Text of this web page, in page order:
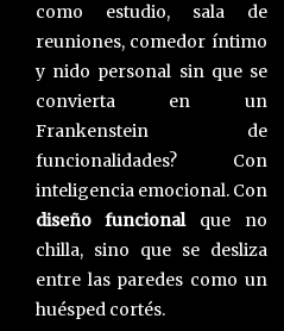
como estudio, sala de
reuniones, comedor íntimo
y nido personal sin que se
convierta en un
Frankenstein de
funcionalidades? Con
inteligencia emocional. Con
diseño funcionalque no
chilla, sino que se desliza
entre las paredes como un
huésped cortés.